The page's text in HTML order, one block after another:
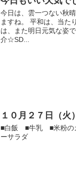
今日は、雲一つない秋
ますね。 平和は、当た
は、また明日元気な姿
介☆SD...
１０月２７日（火
■白飯 ■牛乳 ■米粉の
ーサラダ